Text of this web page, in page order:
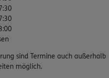
sind Termine auch außerhalb
möglich.